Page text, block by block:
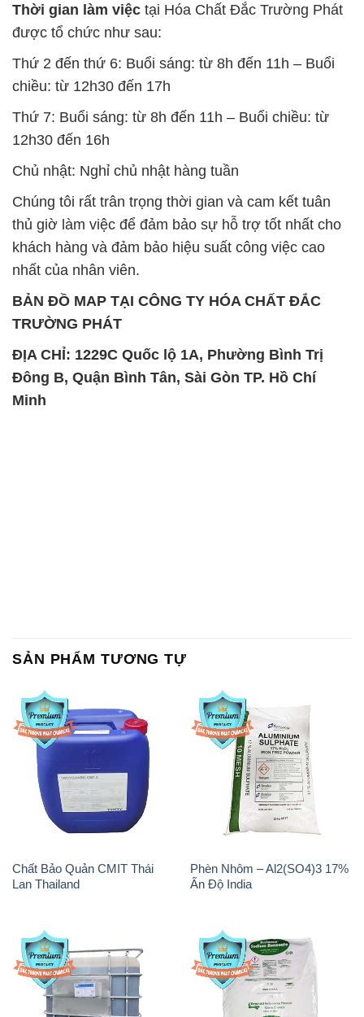
Thời gian làm việc tại Hóa Chất Đắc Trường Phát
được tổ chức như sau:
Thứ 2 đến thứ 6: Buổi sáng: từ 8h đến 11h – Buổi
chiều: từ 12h30 đến 17h
Thứ 7: Buổi sáng: từ 8h đến 11h – Buổi chiều: từ
12h30 đến 16h
Chủ nhật: Nghỉ chủ nhật hàng tuần
Chúng tôi rất trân trọng thời gian và cam kết tuân
thủ giờ làm việc để đảm bảo sự hỗ trợ tốt nhất cho
khách hàng và đảm bảo hiệu suất công việc cao
nhất của nhân viên.
BẢN ĐỒ MAP TẠI CÔNG TY HÓA CHẤT ĐẮC
TRƯỜNG PHÁT
ĐỊA CHỈ: 1229C Quốc lộ 1A, Phường Bình Trị
Đông B, Quận Bình Tân, Sài Gòn TP. Hồ Chí
Minh
SẢN PHẨM TƯƠNG TỰ
Chất Bảo Quản CMIT Thái
Lan Thailand
Phèn Nhôm – Al2(SO4)3 17%
Ấn Độ India